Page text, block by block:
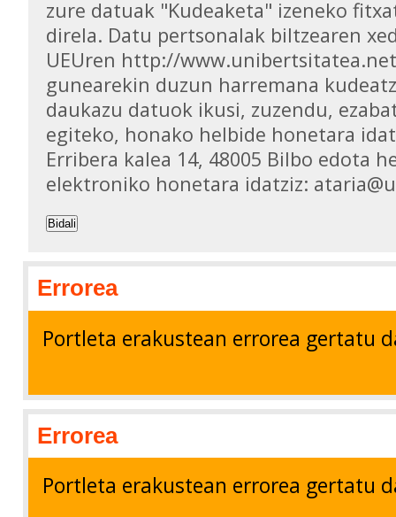
zure datuak "Kudeaketa" izeneko
direla. Datu pertsonalak biltzearen
UEUren http://
gunearekin duzun harremana
daukazu datuok ikusi, zuzendu,
egiteko, honako helbide honetara
Erribera kalea 14, 48005 Bilbo edota
elektroniko honetara idatziz:
Bidali
Errorea
Portleta erakustean errorea gertatu
Errorea
Portleta erakustean errorea gertatu